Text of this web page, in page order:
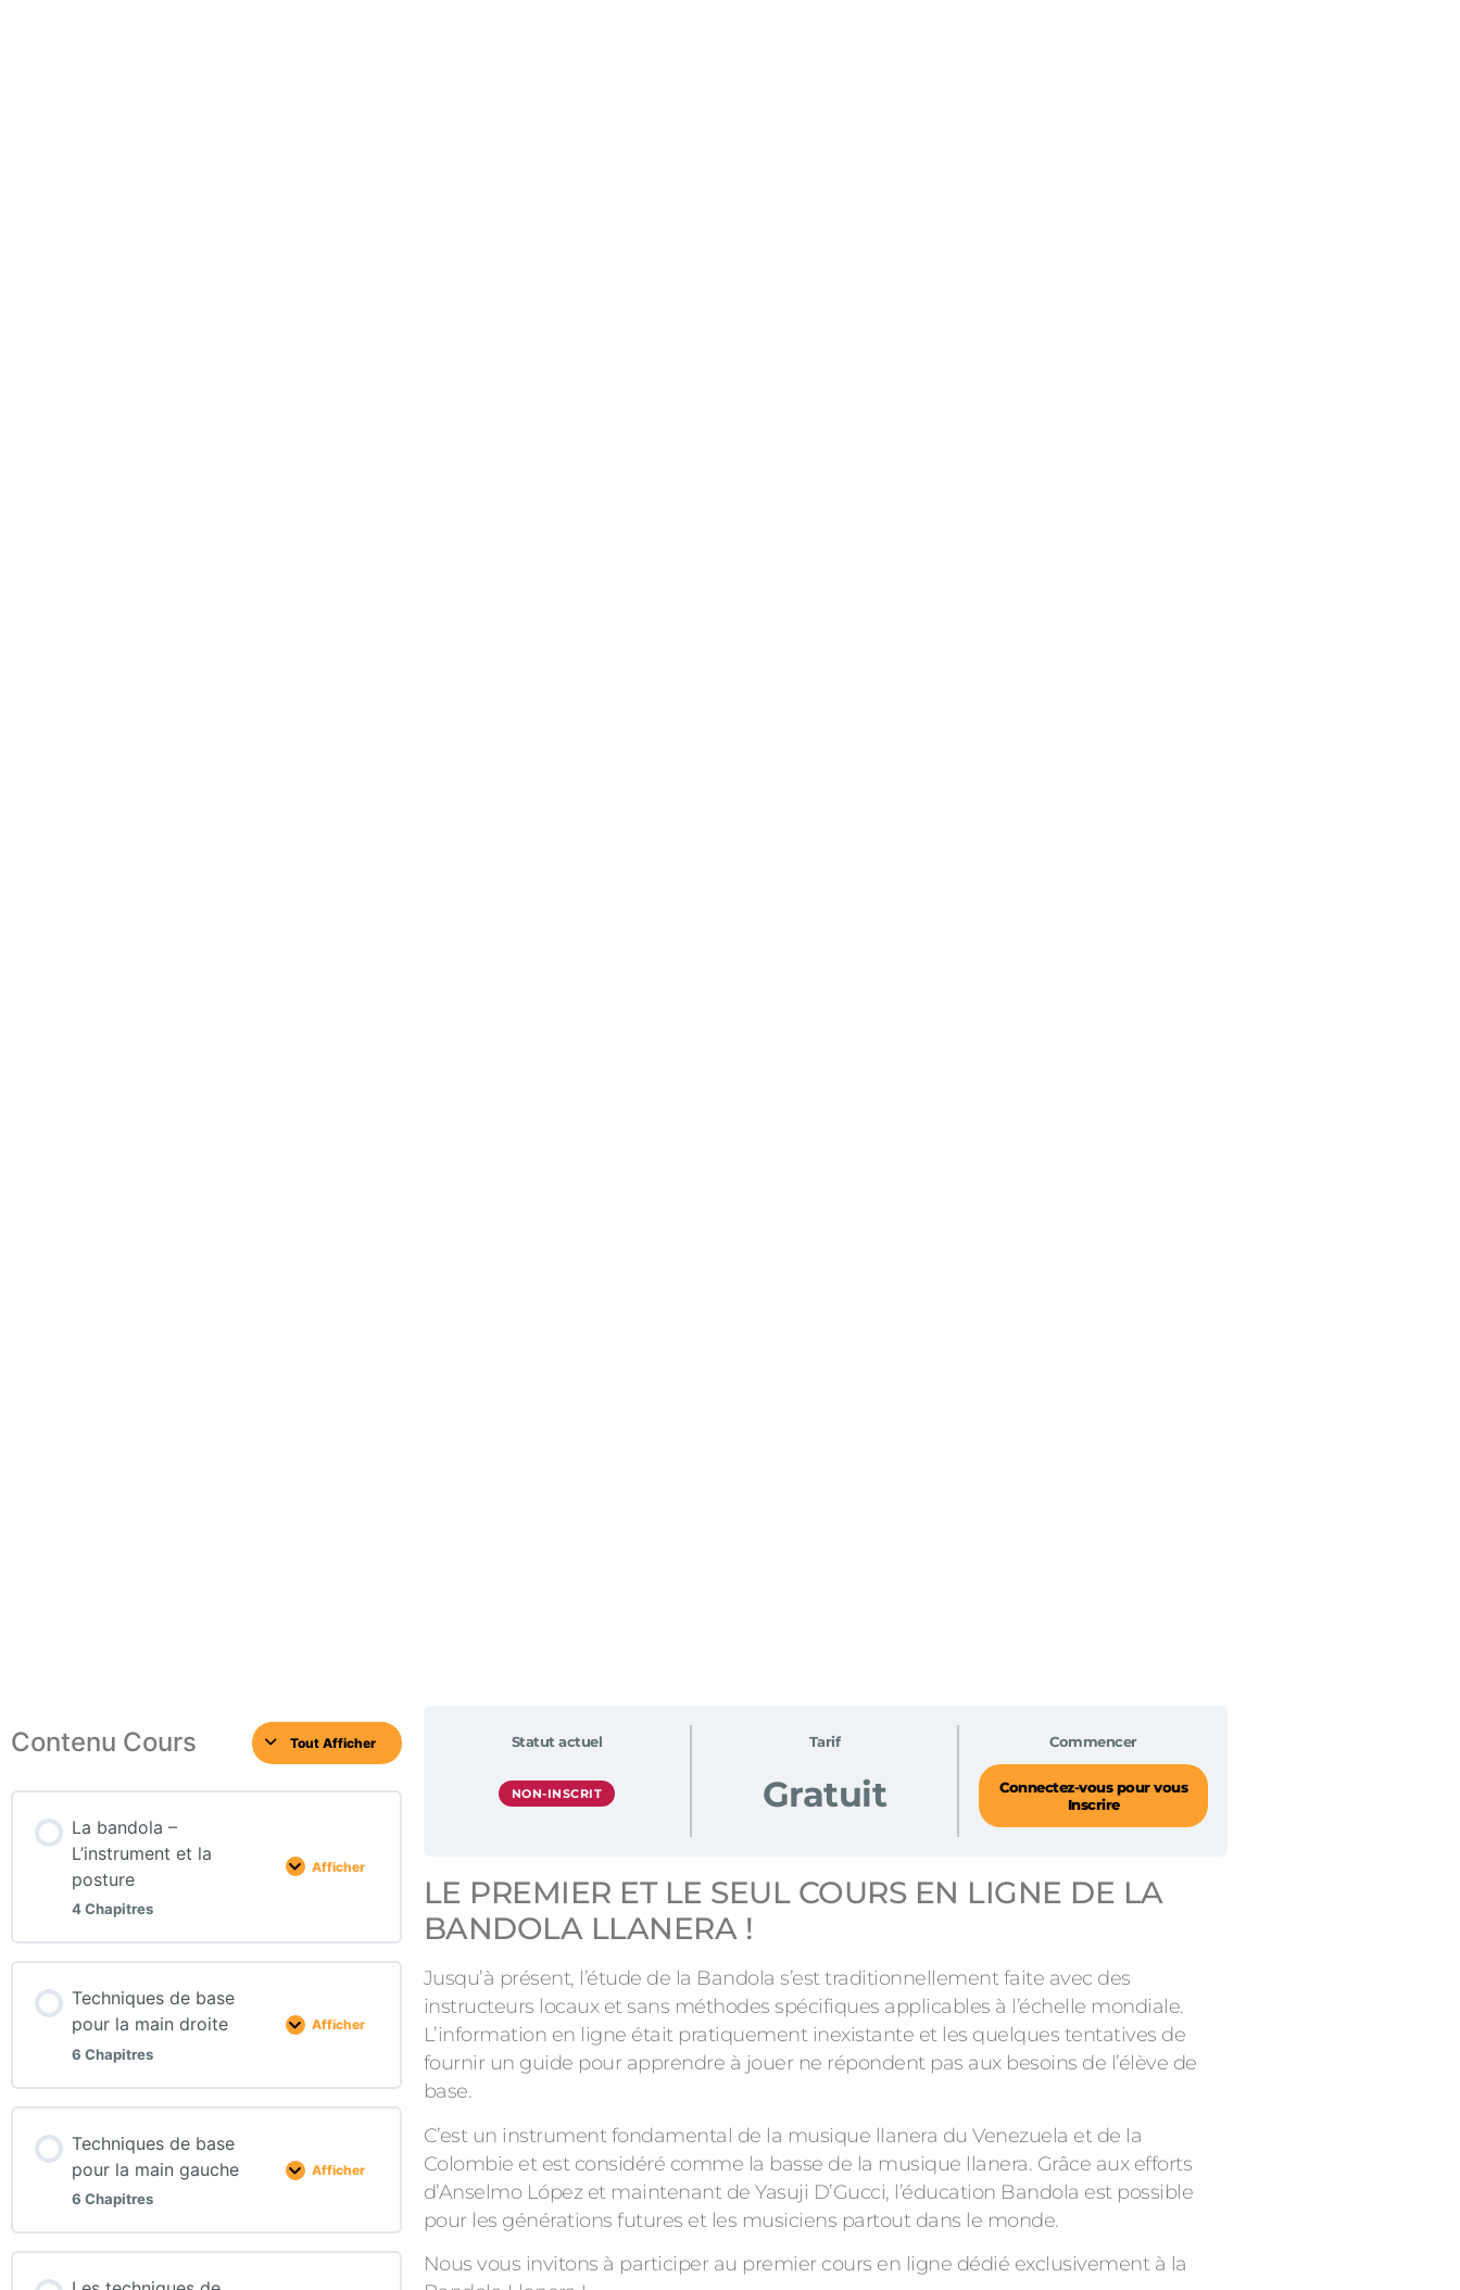
Contenu Cours Tout Afficher
La bandola –
L’instrument et la
posture
4 Chapitres
Afficher
Techniques de base
pour la main droite
6 Chapitres
Afficher
Techniques de base
pour la main gauche
6 Chapitres
Afficher
Statut actuel
NON-INSCRIT
Tarif
Gratuit
Commencer
Connectez-vous pour vous
Inscrire
LE PREMIER ET LE SEUL COURS EN LIGNE DE LA
BANDOLA LLANERA !
Jusqu’à présent, l’étude de la Bandola s’est traditionnellement faite avec des
instructeurs locaux et sans méthodes spécifiques applicables à l’échelle mondiale.
L’information en ligne était pratiquement inexistante et les quelques tentatives de
fournir un guide pour apprendre à jouer ne répondent pas aux besoins de l’élève de
base.
C’est un instrument fondamental de la musique llanera du Venezuela et de la
Colombie et est considéré comme la basse de la musique llanera. Grâce aux efforts
d’Anselmo López et maintenant de Yasuji D’Gucci, l’éducation Bandola est possible
pour les générations futures et les musiciens partout dans le monde.
Nous vous invitons à participer au premier cours en ligne dédié exclusivement à la